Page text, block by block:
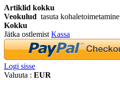
Artiklid kokku
Veokulud tasuta kohaletoimetamine
Kokku
Jätka ostlemistKassa
Logi sisse
Valuuta : EUR